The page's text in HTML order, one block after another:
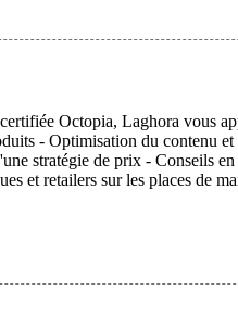
Octopia, Laghora vous
- Optimisation du contenu
stratégie de prix - Conseils
et retailers sur les places de